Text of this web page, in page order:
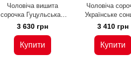
Чоловіча вишита
сорочка Гуцульська -
ручна вишивка (00279),
42, бавовна
3 630 грн
Купити
Чоловіча
Українське
ручна вишивка
42, бавовна
3 410 грн
Купити